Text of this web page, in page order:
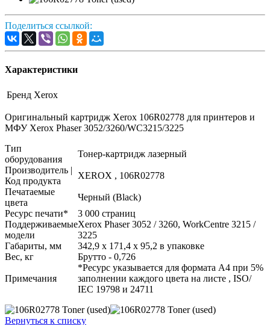
Поделиться ссылкой:
Характеристики
Бренд Xerox
Оригинальный картридж Xerox 106R02778 для принтеров и
МФУ Xerox Phaser 3052/3260/WC3215/3225
Тип
оборудования
Тонер-картридж лазерный
Производитель |
Код продукта
XEROX , 106R02778
Печатаемые
цвета
Черный (Black)
Ресурс печати*
3 000 страниц
Поддерживаемые
модели
Xerox Phaser 3052 / 3260, WorkCentre 3215 /
3225
Габариты, мм
342,9 х 171,4 х 95,2 в упаковке
Вес, кг
Брутто - 0,726
Примечания
*Ресурс указывается для формата A4 при 5%
заполнении каждого цвета на листе , ISO/
IEC 19798 и 24711
Вернуться к списку